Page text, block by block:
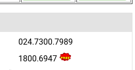
024.7300.7989
1800.6947